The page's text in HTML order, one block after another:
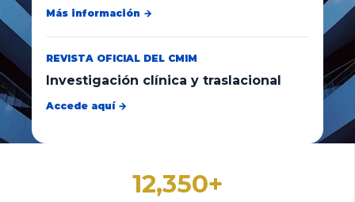
Más información →
REVISTA OFICIAL DEL CMIM
Investigación clínica y traslacional
Accede aquí →
12,350+